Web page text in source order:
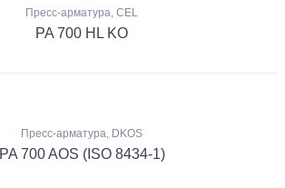
Пресс-арматура, CEL
PA 700 HL KO
Пресс-арматура, DKOS
PA 700 AOS (ISO 8434-1)